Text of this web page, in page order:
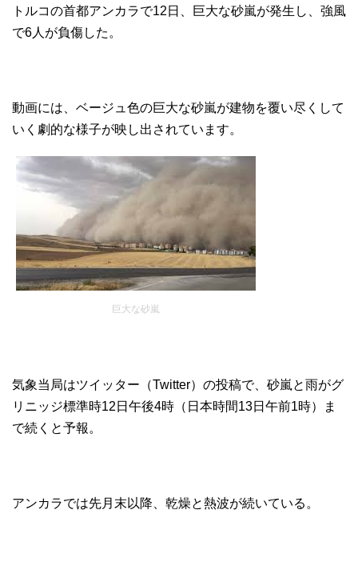
トルコの首都アンカラで12日、巨大な砂嵐が発生し、強風
で6人が負傷した。
動画には、ベージュ色の巨大な砂嵐が建物を覆い尽くして
いく劇的な様子が映し出されています。
巨大な砂嵐
気象当局はツイッター（Twitter）の投稿で、砂嵐と雨がグ
リニッジ標準時12日午後4時（日本時間13日午前1時）ま
で続くと予報。
アンカラでは先月末以降、乾燥と熱波が続いている。